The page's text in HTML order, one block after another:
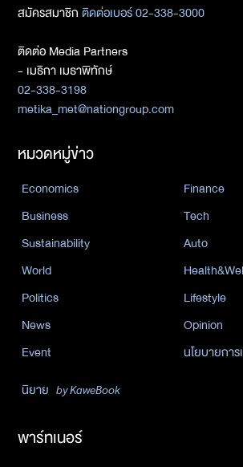
สมัครสมาชิกติดต่อเบอร์ 02-338-3000
ติดต่อ Media Partners
- เมธิกา เมธาพิทักษ์
02-338-3198
metika_met@nationgroup.com
หมวดหมู่ข่าว
Economics
Finance
Business
Tech
Sustainability
Auto
World
Politics
Lifestyle
News
Opinion
Event
นโยบายกา
นิยาย by KaweBook
พาร์ทเนอร์